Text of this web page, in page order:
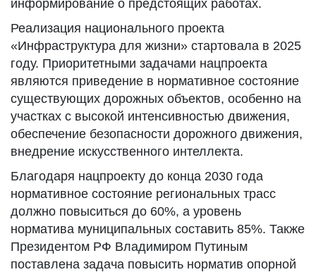
информирование о предстоящих работах.
Реализация национального проекта
«Инфраструктура для жизни» стартовала в 2025
году. Приоритетными задачами нацпроекта
являются приведение в нормативное состояние
существующих дорожных объектов, особенно на
участках с высокой интенсивностью движения,
обеспечение безопасности дорожного движения,
внедрение искусственного интеллекта.
Благодаря нацпроекту до конца 2030 года
нормативное состояние региональных трасс
должно повыситься до 60%, а уровень
норматива муниципальных составить 85%. Также
Президентом РФ Владимиром Путиным
поставлена задача повысить норматив опорной